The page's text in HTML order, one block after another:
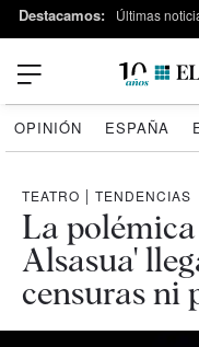
Destacamos: Últimas
OPINIÓN ESPAÑA
TEATRO | TENDENCIAS
La
Alsasua'
censuras ni